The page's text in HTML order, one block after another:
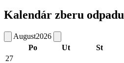
Kalendár zberu odpadu
August2026
Po
Ut St
27